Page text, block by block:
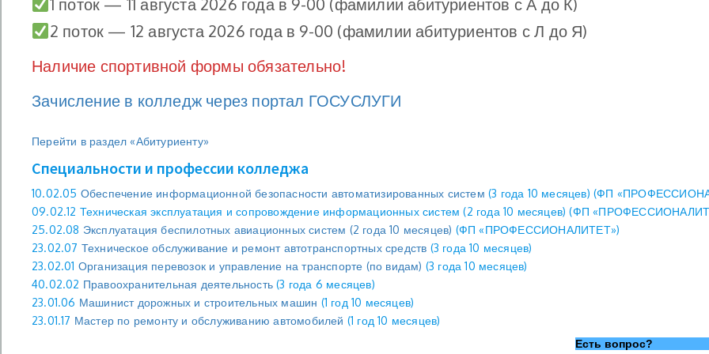
2 поток — 12 августа 2026 года в 9-00 (фамилии абитуриентов с Л до Я)
Наличие спортивной формы обязательно!
Зачисление в колледж через портал ГОСУСЛУГИ
Перейти в раздел «Абитуриенту»
Специальности и профессии колледжа
10.02.05 Обеспечение информационной безопасности автоматизированных систем (3 года 10 месяцев) (ФП
09.02.12 Техническая эксплуатация и сопровождение информационных систем (2 года 10 месяцев) (ФП
25.02.08 Эксплуатация беспилотных авиационных систем (2 года 10 месяцев) (ФП «ПРОФЕССИОНАЛИТЕТ»)
23.02.07 Техническое обслуживание и ремонт автотранспортных средств (3 года 10 месяцев)
23.02.01 Организация перевозок и управление на транспорте (по видам) (3 года 10 месяцев)
40.02.02 Правоохранительная деятельность (3 года 6 месяцев)
23.01.06 Машинист дорожных и строительных машин (1 год 10 месяцев)
23.01.17 Мастер по ремонту и обслуживанию автомобилей (1 год 10 месяцев)
Есть вопрос?